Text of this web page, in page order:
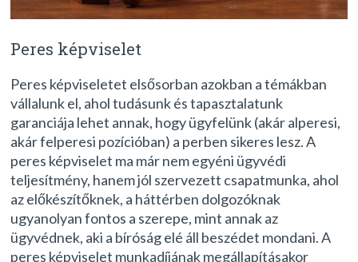
Peres képviselet
Peres képviseletet elsősorban azokban a témákban
vállalunk el, ahol tudásunk és tapasztalatunk
garanciája lehet annak, hogy ügyfelünk (akár alperesi,
akár felperesi pozícióban) a perben sikeres lesz. A
peres képviselet ma már nem egyéni ügyvédi
teljesítmény, hanem jól szervezett csapatmunka, ahol
az előkészítőknek, a háttérben dolgozóknak
ugyanolyan fontos a szerepe, mint annak az
ügyvédnek, aki a bíróság elé áll beszédet mondani. A
peres képviselet munkadíjának megállapításakor